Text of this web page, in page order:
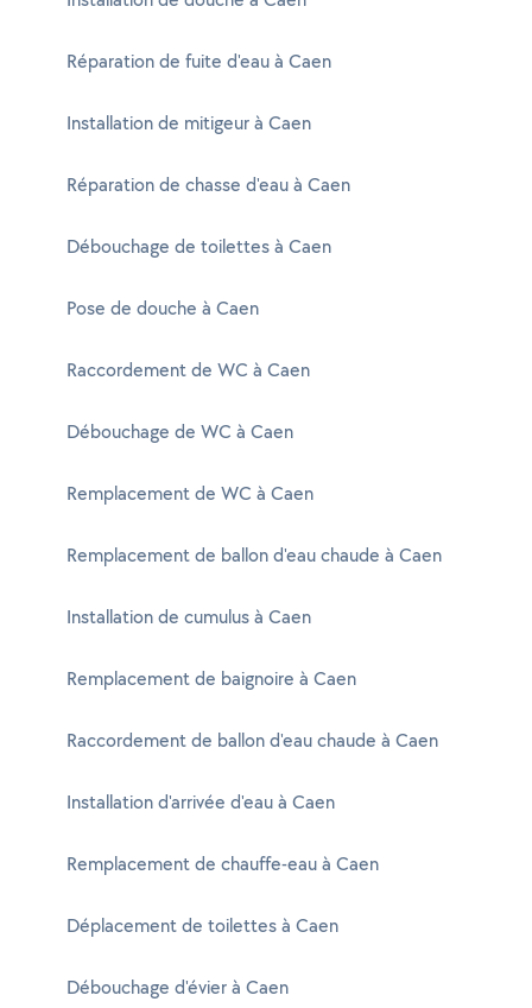
Réparation de fuite d'eau à Caen
Installation de mitigeur à Caen
Réparation de chasse d'eau à Caen
Débouchage de toilettes à Caen
Pose de douche à Caen
Raccordement de WC à Caen
Débouchage de WC à Caen
Remplacement de WC à Caen
Remplacement de ballon d'eau chaude à Caen
Installation de cumulus à Caen
Remplacement de baignoire à Caen
Raccordement de ballon d'eau chaude à Caen
Installation d'arrivée d'eau à Caen
Remplacement de chauffe-eau à Caen
Déplacement de toilettes à Caen
Débouchage d'évier à Caen